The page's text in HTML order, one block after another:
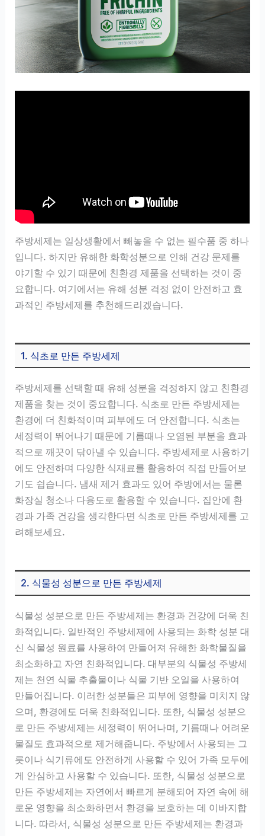
주방세제는 일상생활에서 빼놓을 수 없는 필수품 중 하나
입니다. 하지만 유해한 화학성분으로 인해 건강 문제를
야기할 수 있기 때문에 친환경 제품을 선택하는 것이 중
요합니다. 여기에서는 유해 성분 걱정 없이 안전하고 효
과적인 주방세제를 추천해드리겠습니다.
1. 식초로 만든 주방세제
주방세제를 선택할 때 유해 성분을 걱정하지 않고 친환경
제품을 찾는 것이 중요합니다. 식초로 만든 주방세제는
환경에 더 친화적이며 피부에도 더 안전합니다. 식초는
세정력이 뛰어나기 때문에 기름때나 오염된 부분을 효과
적으로 깨끗이 닦아낼 수 있습니다. 주방세제로 사용하기
에도 안전하며 다양한 식재료를 활용하여 직접 만들어보
기도 쉽습니다. 냄새 제거 효과도 있어 주방에서는 물론
화장실 청소나 다용도로 활용할 수 있습니다. 집안에 환
경과 가족 건강을 생각한다면 식초로 만든 주방세제를 고
려해보세요.
2. 식물성 성분으로 만든 주방세제
식물성 성분으로 만든 주방세제는 환경과 건강에 더욱 친
화적입니다. 일반적인 주방세제에 사용되는 화학 성분 대
신 식물성 원료를 사용하여 만들어져 유해한 화학물질을
최소화하고 자연 친화적입니다. 대부분의 식물성 주방세
제는 천연 식물 추출물이나 식물 기반 오일을 사용하여
만들어집니다. 이러한 성분들은 피부에 영향을 미치지 않
으며, 환경에도 더욱 친화적입니다. 또한, 식물성 성분으
로 만든 주방세제는 세정력이 뛰어나며, 기름때나 어려운
물질도 효과적으로 제거해줍니다. 주방에서 사용되는 그
릇이나 식기류에도 안전하게 사용할 수 있어 가족 모두에
게 안심하고 사용할 수 있습니다. 또한, 식물성 성분으로
만든 주방세제는 자연에서 빠르게 분해되어 자연 속에 해
로운 영향을 최소화하면서 환경을 보호하는 데 이바지합
니다. 따라서, 식물성 성분으로 만든 주방세제는 환경과